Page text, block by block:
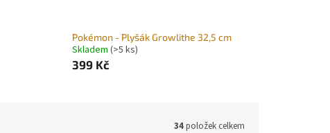
Pokémon - Plyšák Growlithe 32,5 cm
Skladem (>5 ks)
399 Kč
34položek celkem